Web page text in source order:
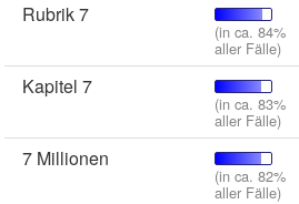
Rubrik 7
(in ca. 84%
aller Fälle)
Kapitel 7
(in ca. 83%
aller Fälle)
7 Millionen
(in ca. 82%
aller Fälle)